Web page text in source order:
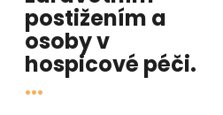
postižením a
osoby v
hospicové péči.
...